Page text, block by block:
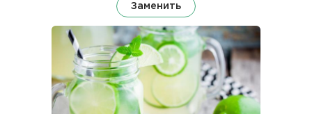
Заменить